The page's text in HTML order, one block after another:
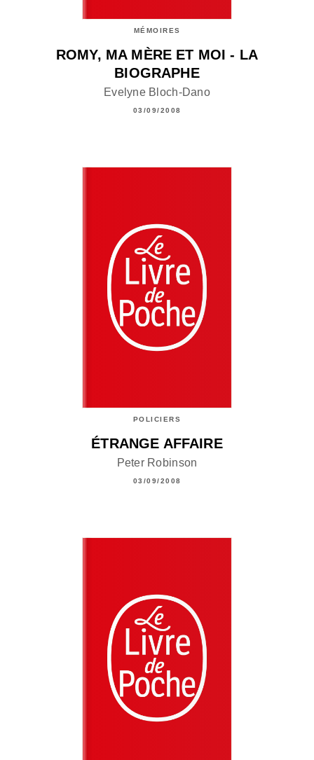
MÉMOIRES
ROMY, MA MÈRE ET MOI - LA
BIOGRAPHE
Evelyne Bloch-Dano
03/09/2008
POLICIERS
ÉTRANGE AFFAIRE
Peter Robinson
03/09/2008